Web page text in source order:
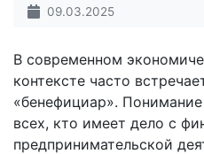
09.03.2025
В современном
контексте часто
«бенефициар».
всех, кто имеет дело с
предпринимательской